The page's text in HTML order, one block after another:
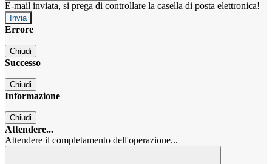
E-mail inviata, si prega di controllare la casella di posta elettronica!
Errore
Chiudi
Successo
Chiudi
Informazione
Chiudi
Attendere...
Attendere il completamento dell'operazione...